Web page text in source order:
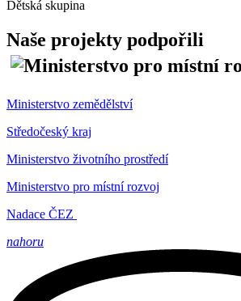
Dětská skupina
Naše projekty podpořili
Ministerstvo zemědělství
Středočeský kraj
Ministerstvo životního prostředí
Ministerstvo pro místní rozvoj
Nadace ČEZ
nahoru